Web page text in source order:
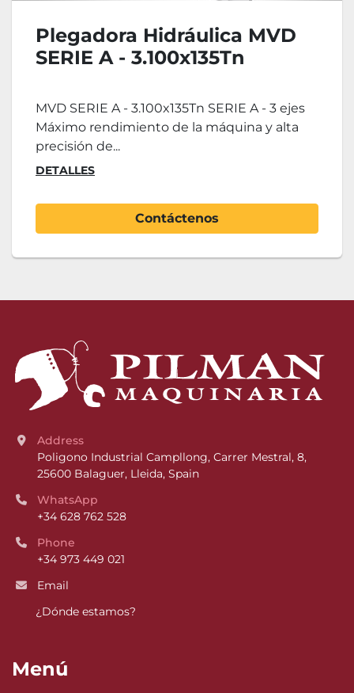
Plegadora Hidráulica MVD
SERIE A - 3.100x135Tn
MVD SERIE A - 3.100x135Tn SERIE A - 3 ejes
Máximo rendimiento de la máquina y alta
precisión de...
DETALLES
Contáctenos
Address
Poligono Industrial Campllong, Carrer Mestral, 8,
25600 Balaguer, Lleida, Spain
WhatsApp
+34 628 762 528
Phone
+34 973 449 021
Email
¿Dónde estamos?
Menú